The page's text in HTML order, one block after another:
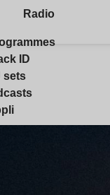
Radio
ID
sets